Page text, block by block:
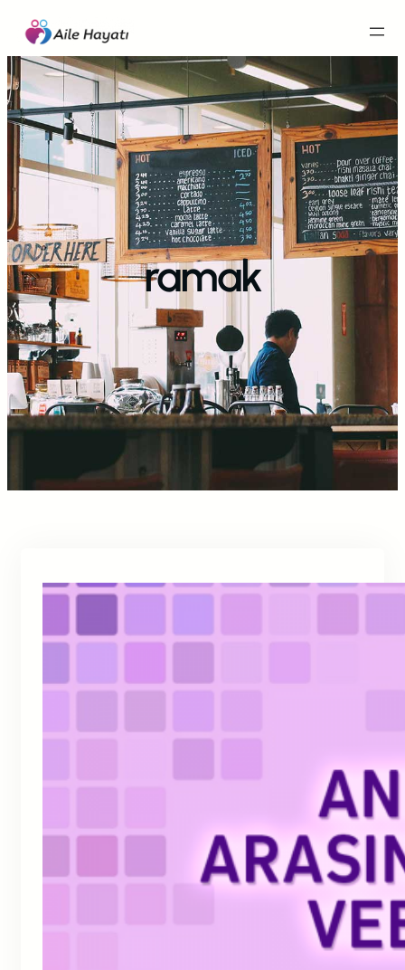
İçeriğe
geç
ramak